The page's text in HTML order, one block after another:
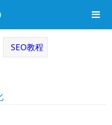
SEO教程